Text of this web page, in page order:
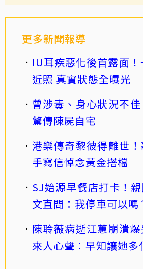
更多新聞報導
IU耳疾惡化後首露面
近照 真實狀態全曝光
曾涉毒、身心狀況不
驚傳陳屍自宅
港樂傳奇黎彼得離世
手寫信悼念黃金搭檔
SJ始源早餐店打卡！
文直問：我停車可以嗎
陳聆薇病逝江蕙崩潰
來人心聲：早知讓她多